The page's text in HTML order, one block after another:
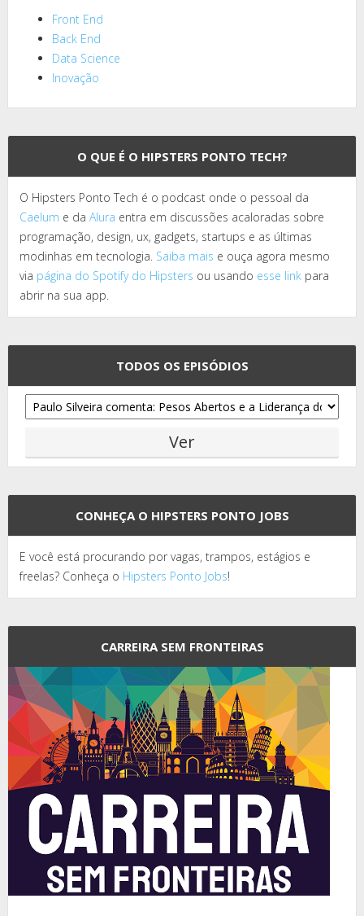
Front End
Back End
Data Science
Inovação
O QUE É O HIPSTERS PONTO TECH?
O Hipsters Ponto Tech é o podcast onde o pessoal da
Caelum e da Alura entra em discussões acaloradas sobre
programação, design, ux, gadgets, startups e as últimas
modinhas em tecnologia. Saiba mais e ouça agora mesmo
via página do Spotify do Hipsters ou usando esse link para
abrir na sua app.
TODOS OS EPISÓDIOS
CONHEÇA O HIPSTERS PONTO JOBS
E você está procurando por vagas, trampos, estágios e
freelas? Conheça o Hipsters Ponto Jobs!
CARREIRA SEM FRONTEIRAS